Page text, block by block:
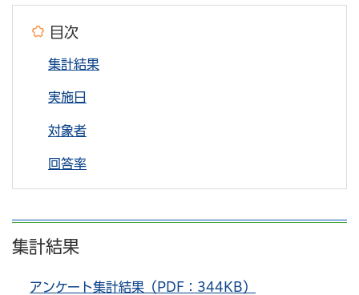
目次
集計結果
実施日
対象者
回答率
集計結果
アンケート集計結果（PDF：344KB）